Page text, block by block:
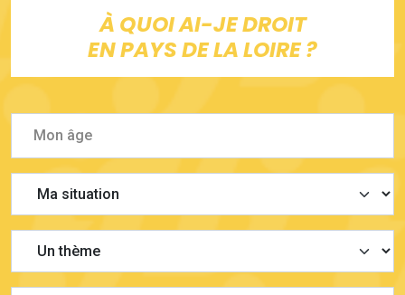
À QUOI AI-JE DROIT
EN PAYS DE LA LOIRE ?